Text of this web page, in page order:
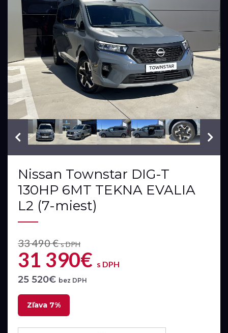
VIN: fy
Nissan Townstar DIG-T
130HP 6MT TEKNA EVALIA
L2 (7-miest)
33 490 €s DPH
31 390€ s DPH
25 520€ bez DPH
Zľava 7%